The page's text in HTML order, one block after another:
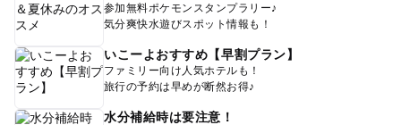
参加無料ポケモンスタンプラリー♪
気分爽快水遊びスポット情報も！
いこーよおすすめ【早割プラン】
ファミリー向け人気ホテルも！
旅行の予約は早めが断然お得♪
水分補給時は要注意！